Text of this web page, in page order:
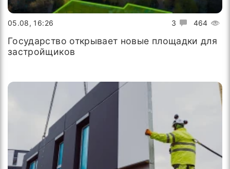
3 464
05.08, 16:26
Государство открывает новые площадки для
застройщиков